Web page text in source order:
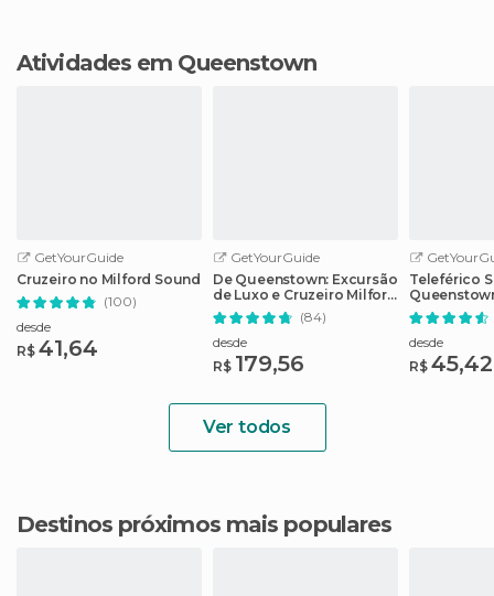
Atividades em Queenstown
GetYourGuide
Cruzeiro no Milford Sound
(100)
desde
R$ 41,64
GetYourGuide
De Queenstown: Excursão
de Luxo e Cruzeiro Milford
Sound
(84)
desde
R$ 179,56
Teleférico
ou Jantar
desde
R$ 45,42
Ver todos
Destinos próximos mais populares